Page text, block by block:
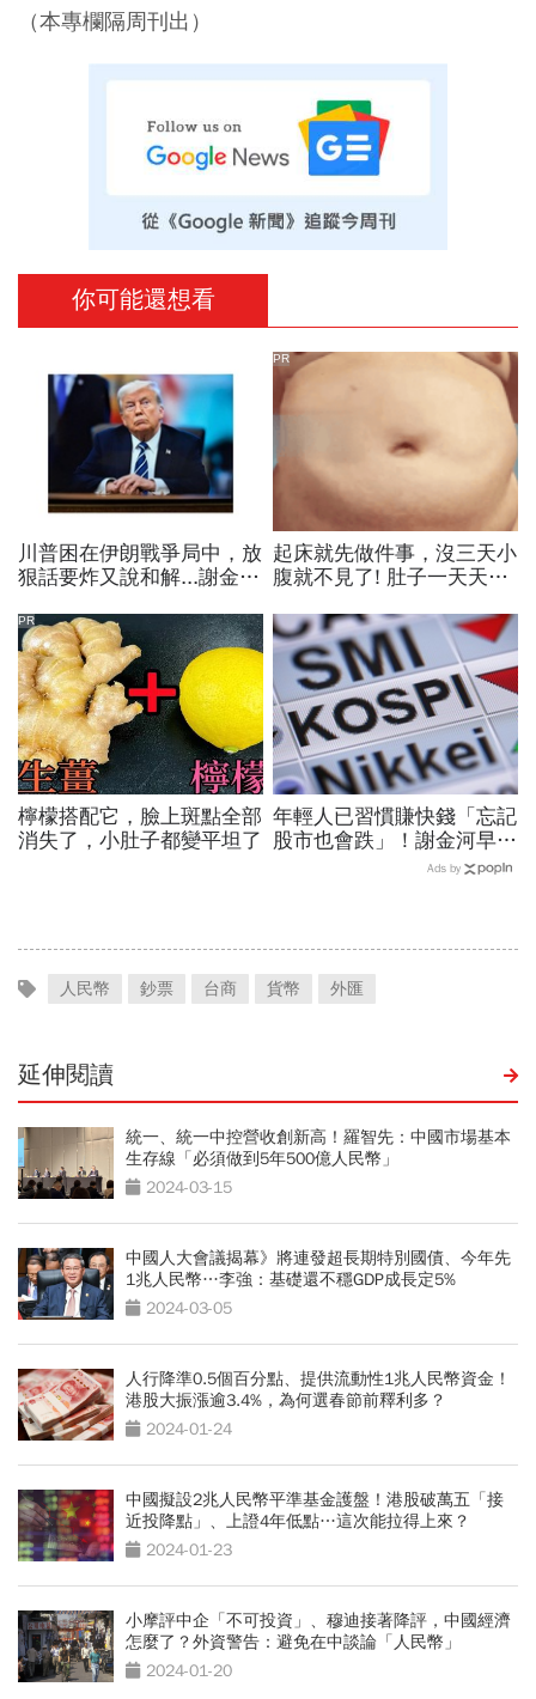
（本專欄隔周刊出）
你可能還想看
川普困在伊朗戰爭局中，放
狠話要炸又說和解...謝金河
一個國家的未來
起床就先做件事，沒三天小
腹就不見了! 肚子一天天變
PR
檸檬搭配它，臉上斑點全部
消失了，小肚子都變平坦了
PR
年輕人已習慣賺快錢「忘記
股市也會跌」！謝金河早一
步示警南韓個股槓桿ETF會
Ads by
人民幣 鈔票 台商 貨幣 外匯
延伸閱讀
統一、統一中控營收創新高！羅智先：中國市場基本
生存線「必須做到5年500億人民幣」
2024-03-15
中國人大會議揭幕》將連發超長期特別國債、今年先
1兆人民幣…李強：基礎還不穩GDP成長定5%
2024-03-05
人行降準0.5個百分點、提供流動性1兆人民幣資金！
港股大振漲逾3.4%，為何選春節前釋利多？
2024-01-24
中國擬設2兆人民幣平準基金護盤！港股破萬五「接
近投降點」、上證4年低點…這次能拉得上來？
2024-01-23
小摩評中企「不可投資」、穆迪接著降評，中國經濟
怎麼了？外資警告：避免在中談論「人民幣」
2024-01-20